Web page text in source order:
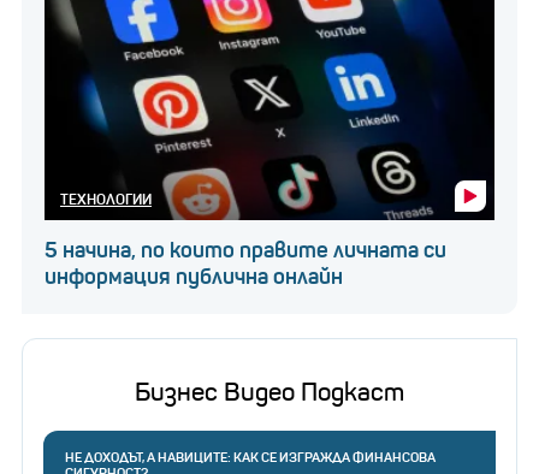
ТЕХНОЛОГИИ
5 начина, по които правите личната си
информация публична онлайн
Бизнес Видео Подкаст
НЕ ДОХОДЪТ, А НАВИЦИТЕ: КАК СЕ ИЗГРАЖДА ФИНАНСОВА